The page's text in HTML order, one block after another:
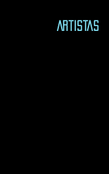
Artistas